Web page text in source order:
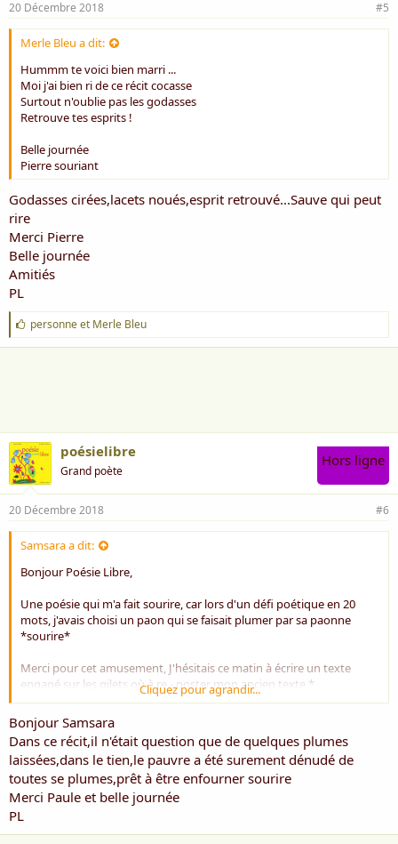
20 Décembre 2018 #5
Merle Bleu a dit:
Hummm te voici bien marri ...
Moi j'ai bien ri de ce récit cocasse
Surtout n'oublie pas les godasses
Retrouve tes esprits !
Belle journée
Pierre souriant
Godasses cirées,lacets noués,esprit retrouvé...Sauve qui peut
rire
Merci Pierre
Belle journée
Amitiés
PL
J
'
a
personneet Merle Bleu
poésielibre
Grand poète
Hors ligne
20 Décembre 2018 #6
Samsara a dit:
Bonjour Poésie Libre,
Une poésie qui m'a fait sourire, car lors d'un défi poétique en 20
mots, j'avais choisi un paon qui se faisait plumer par sa paonne
*sourire*
Merci pour cet amusement, J'hésitais ce matin à écrire un texte
engagé sur les gilets où à re - poster mon ancien texte *
Après ma lecture ici, ma décision est prise *sourire*
Belle journée
Paule
qui adore l'humour
Cliquez pour agrandir...
Bonjour Samsara
Dans ce récit,il n'était question que de quelques plumes
laissées,dans le tien,le pauvre a été surement dénudé de
toutes se plumes,prêt à être enfourner sourire
Merci Paule et belle journée
PL